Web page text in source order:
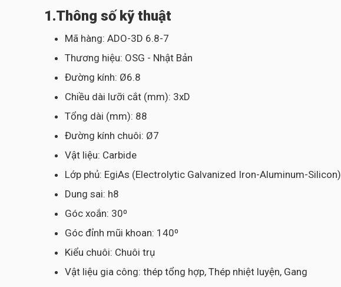
1.Thông số kỹ thuật
Mã hàng: ADO-3D 6.8-7
Thương hiệu: OSG - Nhật Bản
Đường kính: Ø6.8
Chiều dài lưỡi cắt (mm): 3xD
Tổng dài (mm): 88
Đường kính chuôi: Ø7
Vật liệu: Carbide
Lớp phủ: EgiAs (Electrolytic Galvanized Iron-Aluminum-Silicon)
Dung sai: h8
Góc xoắn: 30⁰
Góc đỉnh mũi khoan: 140⁰
Kiểu chuôi: Chuôi trụ
Vật liệu gia công: thép tổng hợp, Thép nhiệt luyện, Gang